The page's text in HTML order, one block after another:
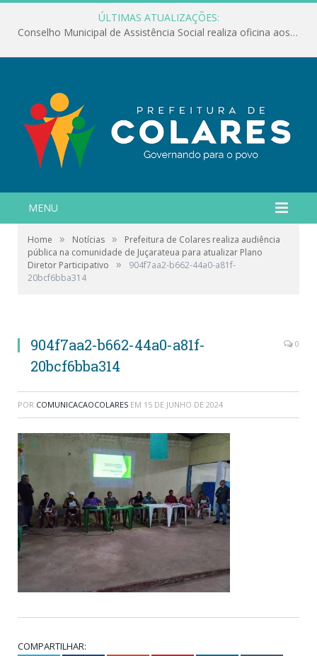
ÚLTIMAS ATUALIZAÇÕES:
Conselho Municipal de Assistência Social realiza oficina aos servidores
MENU
Home » Notícias »
Prefeitura de Colares realiza audiência
pública na comunidade de Juçarateua para atualizar Plano
Diretor Participativo
»
904f7aa2-b662-44a0-a81f-
20bcf6bba314
904f7aa2-b662-44a0-a81f-
20bcf6bba314
0
POR COMUNICACAOCOLARES EM 15 DE JUNHO DE 2024
COMPARTILHAR: